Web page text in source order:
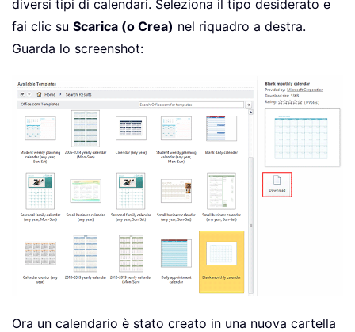
diversi tipi di calendari. Seleziona il tipo desiderato e
fai clic su Scarica (o Crea) nel riquadro a destra.
Guarda lo screenshot:
Ora un calendario è stato creato in una nuova cartella